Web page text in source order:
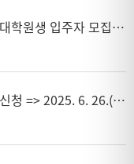
생 입주자 모집 안내
=> 2025. 6. 26.(목)까